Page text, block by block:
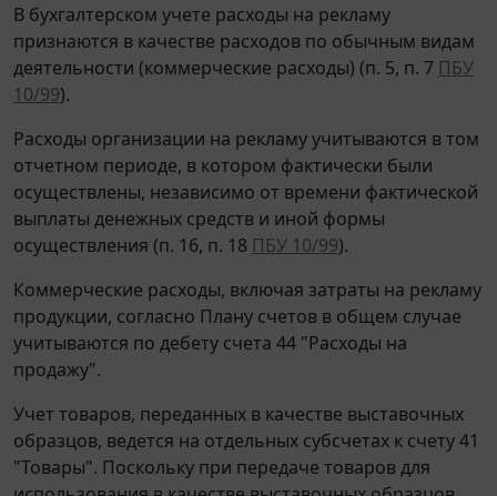
В бухгалтерском учете расходы на рекламу
признаются в качестве расходов по обычным видам
деятельности (коммерческие расходы) (п. 5, п. 7 ПБУ
10/99).
Расходы организации на рекламу учитываются в том
отчетном периоде, в котором фактически были
осуществлены, независимо от времени фактической
выплаты денежных средств и иной формы
осуществления (п. 16, п. 18 ПБУ 10/99).
Коммерческие расходы, включая затраты на рекламу
продукции, согласно Плану счетов в общем случае
учитываются по дебету счета 44 "Расходы на
продажу".
Учет товаров, переданных в качестве выставочных
образцов, ведется на отдельных субсчетах к счету 41
"Товары". Поскольку при передаче товаров для